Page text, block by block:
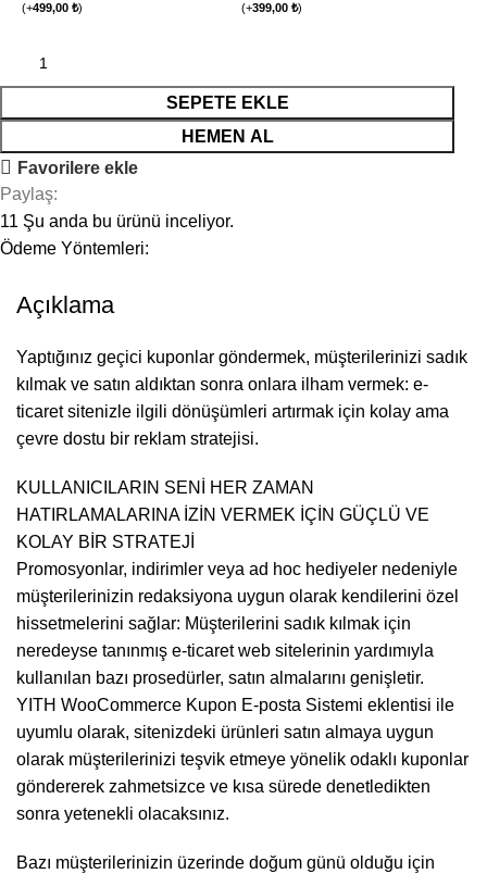
(+499,00₺) (+399,00₺)
SEPETE EKLE
HEMEN AL
Favorilere ekle
Paylaş:
11 Şu anda bu ürünü inceliyor.
Ödeme Yöntemleri:
Açıklama
Yaptığınız geçici kuponlar göndermek, müşterilerinizi sadık
kılmak ve satın aldıktan sonra onlara ilham vermek: e-
ticaret sitenizle ilgili dönüşümleri artırmak için kolay ama
çevre dostu bir reklam stratejisi.
KULLANICILARIN SENİ HER ZAMAN
HATIRLAMALARINA İZİN VERMEK İÇİN GÜÇLÜ VE
KOLAY BİR STRATEJİ
Promosyonlar, indirimler veya ad hoc hediyeler nedeniyle
müşterilerinizin redaksiyona uygun olarak kendilerini özel
hissetmelerini sağlar: Müşterilerini sadık kılmak için
neredeyse tanınmış e-ticaret web sitelerinin yardımıyla
kullanılan bazı prosedürler, satın almalarını genişletir.
YITH WooCommerce Kupon E-posta Sistemi eklentisi ile
uyumlu olarak, sitenizdeki ürünleri satın almaya uygun
olarak müşterilerinizi teşvik etmeye yönelik odaklı kuponlar
göndererek zahmetsizce ve kısa sürede denetledikten
sonra yetenekli olacaksınız.
Bazı müşterilerinizin üzerinde doğum günü olduğu için